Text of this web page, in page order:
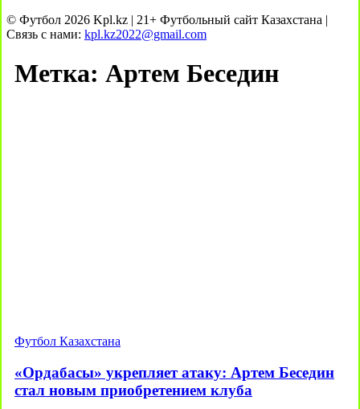
© Футбол 2026 Kpl.kz | 21+ Футбольный сайт Казахстана |
Связь с нами: kpl.kz2022@gmail.com
Метка: Артем Беседин
Футбол Казахстана
«Ордабасы» укрепляет атаку: Артем Беседин
стал новым приобретением клуба